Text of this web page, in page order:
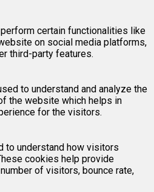
certain functionalities like
on social media platforms,
third-party features.
to understand and analyze the
the website which helps in
for the visitors.
to understand how visitors
cookies help provide
of visitors, bounce rate,